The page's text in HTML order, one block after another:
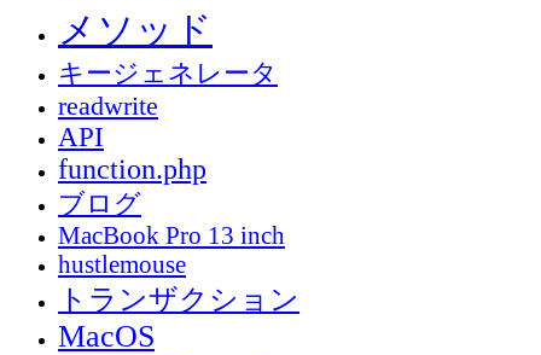
メソッド
キージェネレータ
readwrite
API
function.php
ブログ
MacBook Pro 13 inch
hustlemouse
トランザクション
MacOS